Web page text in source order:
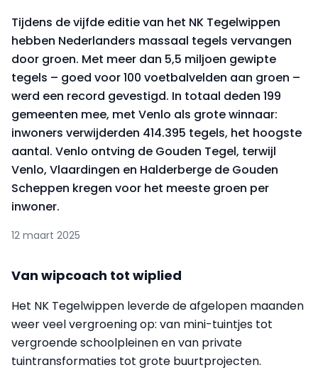
Tijdens de vijfde editie van het NK Tegelwippen
hebben Nederlanders massaal tegels vervangen
door groen. Met meer dan 5,5 miljoen gewipte
tegels – goed voor 100 voetbalvelden aan groen –
werd een record gevestigd. In totaal deden 199
gemeenten mee, met Venlo als grote winnaar:
inwoners verwijderden 414.395 tegels, het hoogste
aantal. Venlo ontving de Gouden Tegel, terwijl
Venlo, Vlaardingen en Halderberge de Gouden
Scheppen kregen voor het meeste groen per
inwoner.
12 maart 2025
Van wipcoach tot wiplied
Het NK Tegelwippen leverde de afgelopen maanden
weer veel vergroening op: van mini-tuintjes tot
vergroende schoolpleinen en van private
tuintransformaties tot grote buurtprojecten.